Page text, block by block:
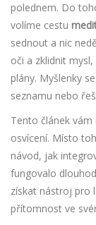
polednem. Do
volíme cestu
sednout a nic
oči a zklidnit
plány. Myšlenky
seznamu nebo
Tento článek
osvícení. Místo
návod, jak
fungovalo
získat nástroj pro
přítomnost ve